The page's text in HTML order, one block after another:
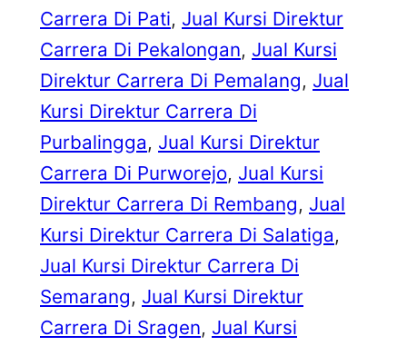
Carrera Di Pati, Jual Kursi Direktur
Carrera Di Pekalongan, Jual Kursi
Direktur Carrera Di Pemalang, Jual
Kursi Direktur Carrera Di
Purbalingga, Jual Kursi Direktur
Carrera Di Purworejo, Jual Kursi
Direktur Carrera Di Rembang, Jual
Kursi Direktur Carrera Di Salatiga
Jual Kursi Direktur Carrera Di
Semarang, Jual Kursi Direktur
Carrera Di Sragen, Jual Kursi